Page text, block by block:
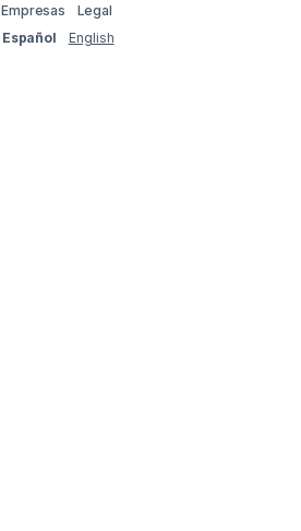
Empresas
Legal
Español
English